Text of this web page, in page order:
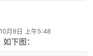
月9日 上午5:48
下图：